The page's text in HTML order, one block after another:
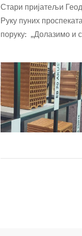
Стари пријатељи
Руку пуних
поруку: „Долазимо и